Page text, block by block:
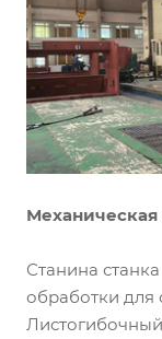
Механическая
Станина
обработки для